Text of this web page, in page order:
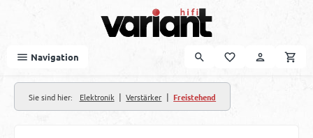
Navigation
Sie sind hier: Elektronik | Verstärker | Freistehend